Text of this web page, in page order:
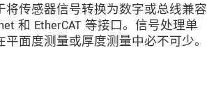
传感器信号转换为数字或总线兼容
和 EtherCAT 等接口。信号处理单
面度测量或厚度测量中必不可少。